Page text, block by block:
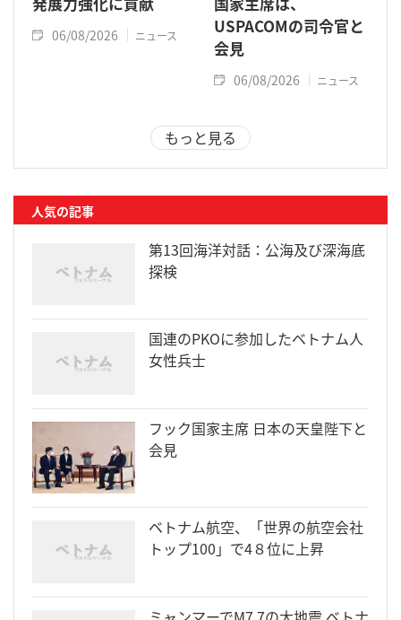
06/08/2026 ニュース
USPACOMの司令官と
会見
06/08/2026 ニュース
もっと見る
人気の記事
第13回海洋対話：公海及び深海底
探検
国連のPKOに参加したベトナム人
女性兵士
フック国家主席 日本の天皇陛下と
会見
ベトナム航空、「世界の航空会社
トップ100」で4８位に上昇